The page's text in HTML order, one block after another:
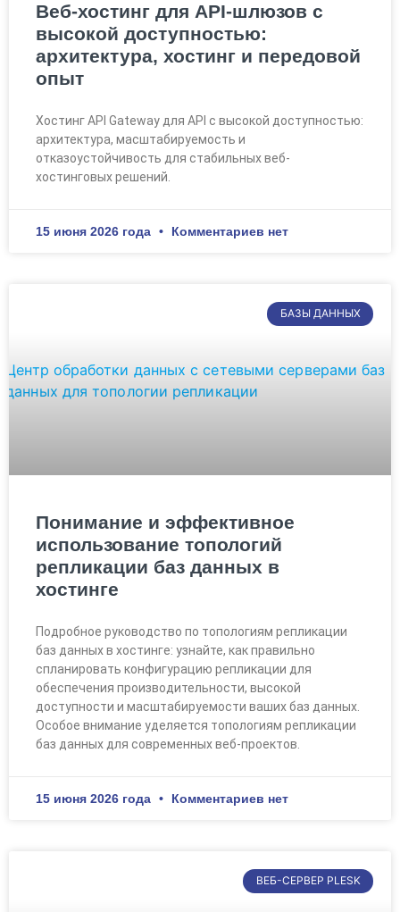
Веб-хостинг для API-шлюзов с
высокой доступностью:
архитектура, хостинг и передовой
опыт
Хостинг API Gateway для API с высокой доступностью:
архитектура, масштабируемость и
отказоустойчивость для стабильных веб-
хостинговых решений.
15 июня 2026 года Комментариев нет
БАЗЫ ДАННЫХ
Понимание и эффективное
использование топологий
репликации баз данных в
хостинге
Подробное руководство по топологиям репликации
баз данных в хостинге: узнайте, как правильно
спланировать конфигурацию репликации для
обеспечения производительности, высокой
доступности и масштабируемости ваших баз данных.
Особое внимание уделяется топологиям репликации
баз данных для современных веб-проектов.
15 июня 2026 года Комментариев нет
ВЕБ-СЕРВЕР PLESK